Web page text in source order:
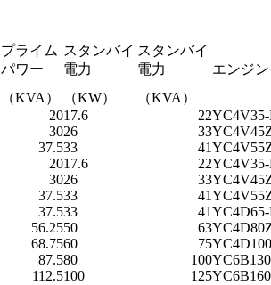
プライム
パワー
スタンバイ
電力
スタンバイ
電力
エンジ
（KVA） （KW）
（KVA）
2017.6 22
3026 33
37.533 41
2017.6 22
3026 33
37.533 41
37.533 41
56.2550 63
68.7560 75
87.580 100
112.5100 125